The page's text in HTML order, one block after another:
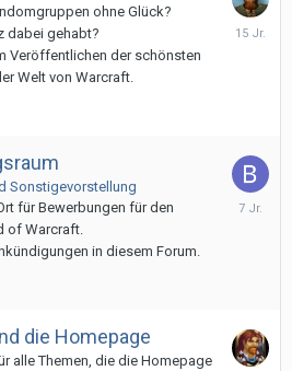
ohne Glück?
dabei gehabt?
Veröffentlichen der schönsten
Welt von Warcraft.
22.
Sonstigevorstellung
für Bewerbungen für den
of Warcraft.
in diesem Forum.
15.
die Homepage
alle Themen, die die Homepage